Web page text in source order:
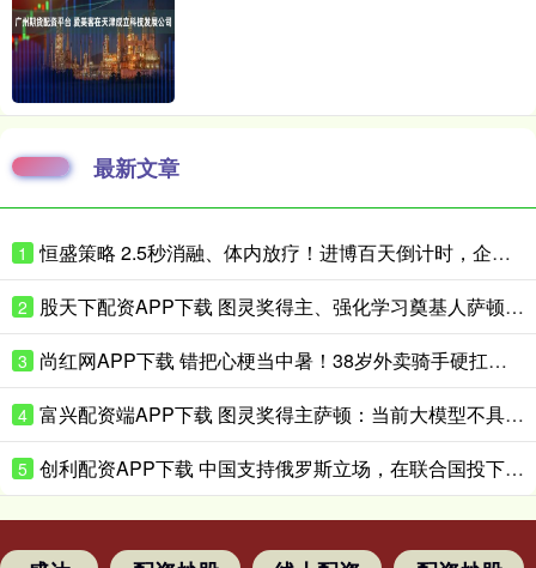
最新文章
1 恒盛策略 2.5秒消融、体内放疗！进博百天倒计时，企业亮出微创医疗硬核黑科技
2 股天下配资APP下载 图灵奖得主、强化学习奠基人萨顿：心理学是我的“秘密武器”
3 尚红网APP下载 错把心梗当中暑！38岁外卖骑手硬扛胸痛3小时，医生提醒来了！
4 富兴配资端APP下载 图灵奖得主萨顿：当前大模型不具备真实体验，到2040年有五成概率洞悉心智
5 创利配资APP下载 中国支持俄罗斯立场，在联合国投下反对票，为伊朗主持公道！